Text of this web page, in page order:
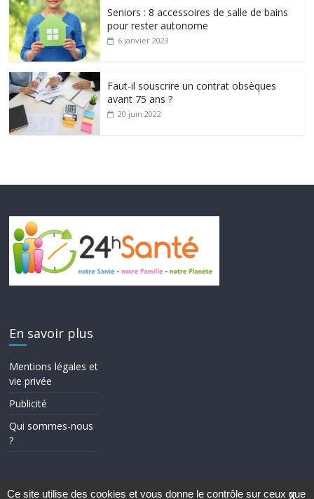
Seniors : 8 accessoires de salle de bains
pour rester autonome
6 janvier 2023
Faut-il souscrire un contrat obsèques
avant 75 ans ?
20 juin 2022
En savoir plus
Mentions légales et
vie privée
Publicité
Qui sommes-nous
?
X
Ce site utilise des cookies et vous donne le contrôle sur ceux que